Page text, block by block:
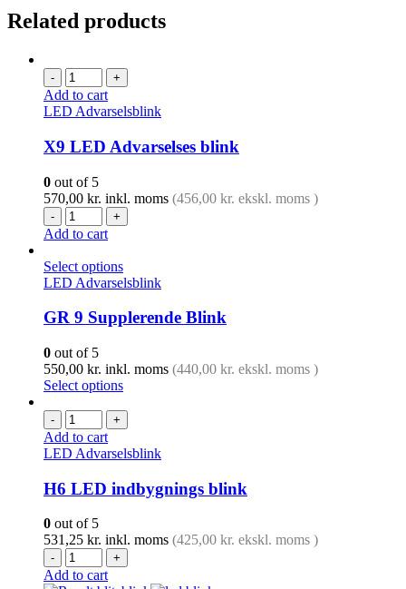
Related products
- +
Add to cart
LED Advarselsblink
X9 LED Advarselses blink
0 out of 5
570,00 kr. inkl. moms (456,00 kr. ekskl. moms )
- +
Add to cart
Select options
LED Advarselsblink
GR 9 Supplerende Blink
0 out of 5
550,00 kr. inkl. moms (440,00 kr. ekskl. moms )
Select options
- +
Add to cart
LED Advarselsblink
H6 LED indbygnings blink
0 out of 5
531,25 kr. inkl. moms (425,00 kr. ekskl. moms )
- +
Add to cart